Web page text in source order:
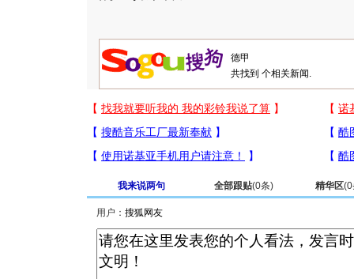
共找到 个相关新闻.
我来说两句 全部跟贴(0条) 精华区(0
用户：